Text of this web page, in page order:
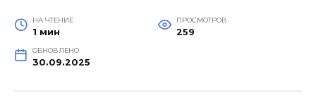
НА ЧТЕНИЕ
1 мин
ПРОСМОТРОВ
259
ОБНОВЛЕНО
30.09.2025